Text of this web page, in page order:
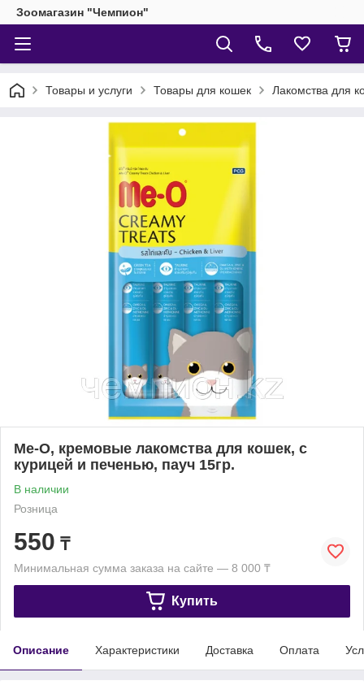
Зоомагазин "Чемпион"
Товары и услуги Товары для кошек Лакомства для
Me-O, кремовые лакомства для кошек, с
курицей и печенью, пауч 15гр.
В наличии
Розница
550 ₸
Минимальная сумма заказа на сайте — 8 000 ₸
Купить
Описание Характеристики Доставка Оплата